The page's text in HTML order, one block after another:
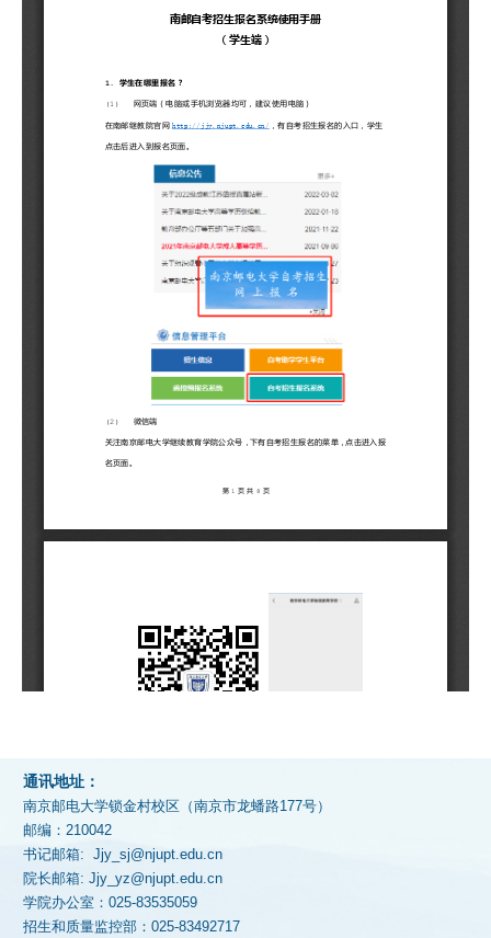
通讯地址：
南京邮电大学锁金村校区（南京市龙蟠路177号）
邮编：210042
书记邮箱: Jjy_sj@njupt.edu.cn
院长邮箱: Jjy_yz@njupt.edu.cn
学院办公室：025-83535059
招生和质量监控部：025-83492717